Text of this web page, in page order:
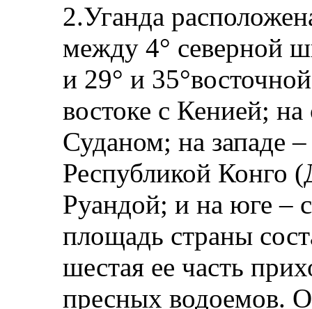
2.Уганда
между 4° северной
и 29° и
востоке с Кенией;
Суданом; на западе
Республикой Конго
Руандой; и на юге –
площадь страны
шестая ее часть
пресных водоемов.